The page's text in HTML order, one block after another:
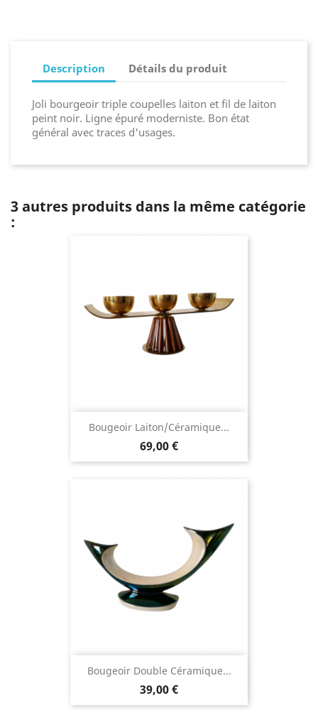
Description Détails du produit
Joli bourgeoir triple coupelles laiton et fil de laiton
peint noir. Ligne épuré moderniste. Bon état
général avec traces d'usages.
3 autres produits dans la même catégorie
:
Bougeoir Laiton/céramique...
69,00 €
Bougeoir Double Céramique...
39,00 €